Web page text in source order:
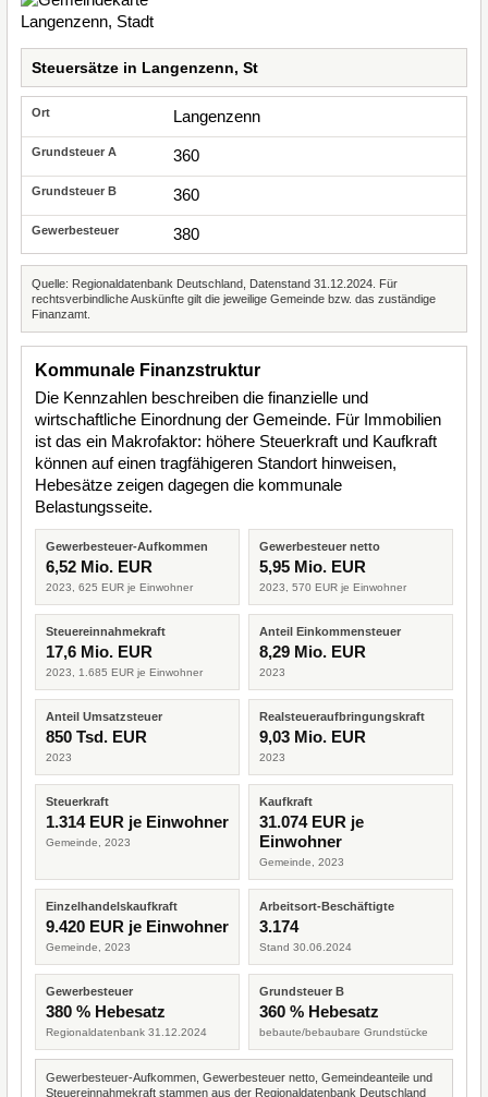
Steuersätze in Langenzenn, St
Langenzenn
360
360
380
Quelle: Regionaldatenbank Deutschland, Datenstand 31.12.2024. Für
rechtsverbindliche Auskünfte gilt die jeweilige Gemeinde bzw. das zuständige
Finanzamt.
Kommunale Finanzstruktur
Die Kennzahlen beschreiben die finanzielle und
wirtschaftliche Einordnung der Gemeinde. Für Immobilien
ist das ein Makrofaktor: höhere Steuerkraft und Kaufkraft
können auf einen tragfähigeren Standort hinweisen,
Hebesätze zeigen dagegen die kommunale
Belastungsseite.
Gewerbesteuer-Aufkommen
6,52 Mio. EUR
2023, 625 EUR je Einwohner
Gewerbesteuer netto
5,95 Mio. EUR
2023, 570 EUR je Einwohner
Steuereinnahmekraft
17,6 Mio. EUR
2023, 1.685 EUR je Einwohner
Anteil Einkommensteuer
8,29 Mio. EUR
2023
Anteil Umsatzsteuer
850 Tsd. EUR
2023
Realsteueraufbringungskraft
9,03 Mio. EUR
2023
Steuerkraft
1.314 EUR je Einwohner
Gemeinde, 2023
Kaufkraft
31.074 EUR je
Einwohner
Gemeinde, 2023
Einzelhandelskaufkraft
9.420 EUR je Einwohner
Gemeinde, 2023
Arbeitsort-Beschäftigte
3.174
Stand 30.06.2024
Gewerbesteuer
380 % Hebesatz
Regionaldatenbank 31.12.2024
Grundsteuer B
360 % Hebesatz
bebaute/bebaubare Grundstücke
Gewerbesteuer-Aufkommen, Gewerbesteuer netto, Gemeindeanteile und
Steuereinnahmekraft stammen aus der Regionaldatenbank Deutschland